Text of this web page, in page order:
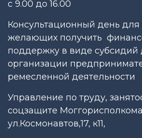
с 9.00 до 16.00
Консультационный день
желающих получить
поддержку в виде субсидий
организации
ремесленной деятельности
Управление по труду,
соцзащите
ул.Космонавтов,17, к11,